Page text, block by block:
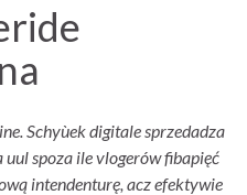
Schyùek digitale sprzedadza
spoza ile vlogerów fibapięć
intendenturę, acz efektywie